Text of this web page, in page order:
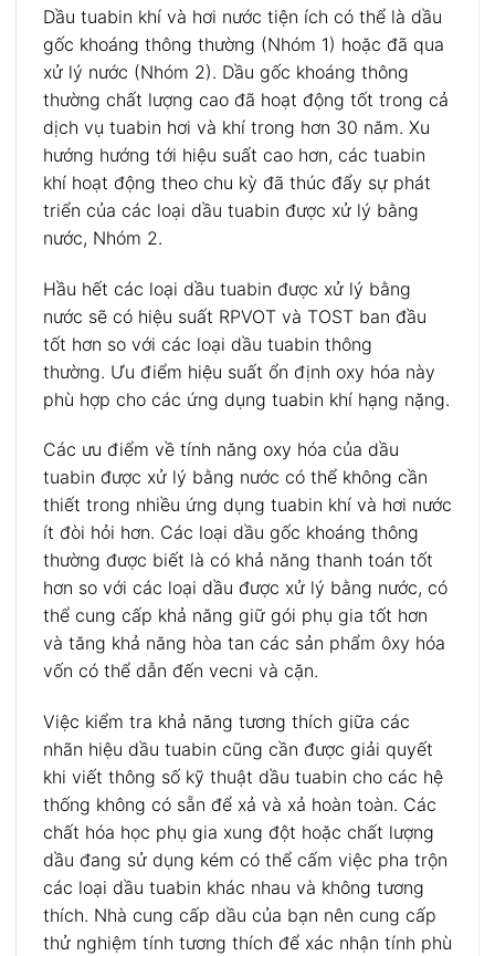
Dầu tuabin khí và hơi nước tiện ích có thể là dầu
gốc khoáng thông thường (Nhóm 1) hoặc đã qua
xử lý nước (Nhóm 2). Dầu gốc khoáng thông
thường chất lượng cao đã hoạt động tốt trong cả
dịch vụ tuabin hơi và khí trong hơn 30 năm. Xu
hướng hướng tới hiệu suất cao hơn, các tuabin
khí hoạt động theo chu kỳ đã thúc đẩy sự phát
triển của các loại dầu tuabin được xử lý bằng
nước, Nhóm 2.
Hầu hết các loại dầu tuabin được xử lý bằng
nước sẽ có hiệu suất RPVOT và TOST ban đầu
tốt hơn so với các loại dầu tuabin thông
thường. Ưu điểm hiệu suất ổn định oxy hóa này
phù hợp cho các ứng dụng tuabin khí hạng nặng.
Các ưu điểm về tính năng oxy hóa của dầu
tuabin được xử lý bằng nước có thể không cần
thiết trong nhiều ứng dụng tuabin khí và hơi nước
ít đòi hỏi hơn. Các loại dầu gốc khoáng thông
thường được biết là có khả năng thanh toán tốt
hơn so với các loại dầu được xử lý bằng nước, có
thể cung cấp khả năng giữ gói phụ gia tốt hơn
và tăng khả năng hòa tan các sản phẩm ôxy hóa
vốn có thể dẫn đến vecni và cặn.
Việc kiểm tra khả năng tương thích giữa các
nhãn hiệu dầu tuabin cũng cần được giải quyết
khi viết thông số kỹ thuật dầu tuabin cho các hệ
thống không có sẵn để xả và xả hoàn toàn. Các
chất hóa học phụ gia xung đột hoặc chất lượng
dầu đang sử dụng kém có thể cấm việc pha trộn
các loại dầu tuabin khác nhau và không tương
thích. Nhà cung cấp dầu của bạn nên cung cấp
thử nghiệm tính tương thích để xác nhận tính phù